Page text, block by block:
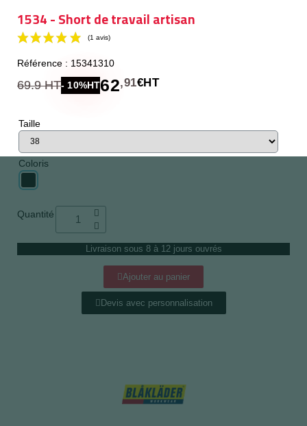
1534 - Short de travail artisan
Référence : 15341310
69.9 HT- 10%HT62,91€HT
Taille
Coloris
Quantité
Livraison sous 8 à 12 jours ouvrés
Ajouter au panier
Devis avec personnalisation